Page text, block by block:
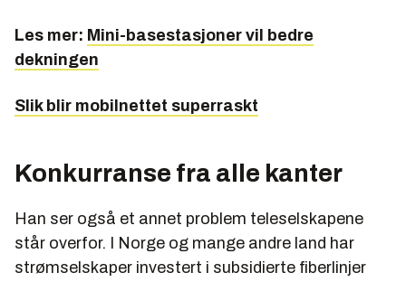
Les mer: Mini-basestasjoner vil bedre
dekningen
Slik blir mobilnettet superraskt
Konkurranse fra alle kanter
Han ser også et annet problem teleselskapene
står overfor. I Norge og mange andre land har
strømselskaper investert i subsidierte fiberlinjer